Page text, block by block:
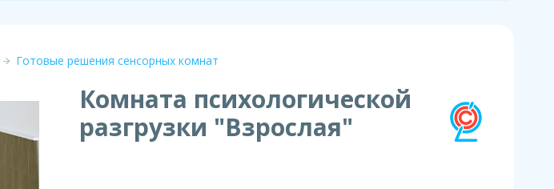
Готовые решения сенсорных комнат
Комната психологической
разгрузки "Взрослая"